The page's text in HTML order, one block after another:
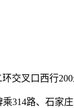
交叉口西行200
314路、石家